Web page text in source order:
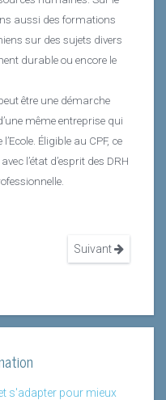
aussi des formations
sur des sujets divers
durable ou encore le
être une démarche
même entreprise qui
Éligible au CPF, ce
l’état d’esprit des DRH
Suivant
s'adapter pour mieux